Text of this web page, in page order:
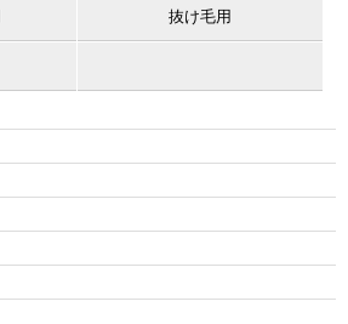
抜け毛用